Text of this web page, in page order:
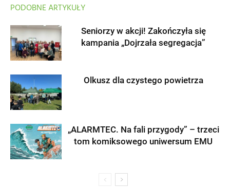
PODOBNE ARTYKUŁY
Seniorzy w akcji! Zakończyła się
kampania „Dojrzała segregacja”
Olkusz dla czystego powietrza
„ALARMTEC. Na fali przygody” – trzeci
tom komiksowego uniwersum EMU